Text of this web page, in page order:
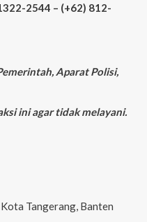
2544 – (+62) 812-
Aparat Polisi,
ini agar tidak melayani.
Tangerang, Banten